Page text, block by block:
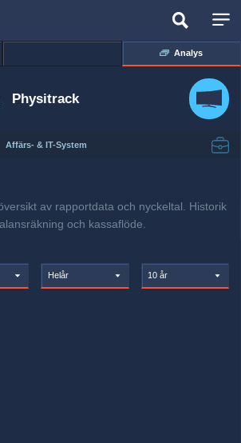
Analys
Physitrack
Affärs- & IT-System
av rapportdata och nyckeltal. Historik
och kassaflöde.
Helår 10 år